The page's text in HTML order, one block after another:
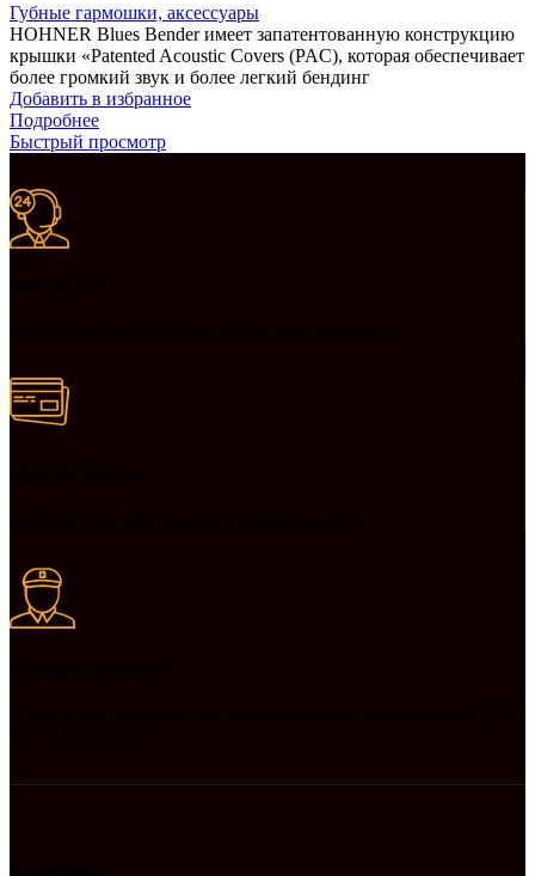
Губные гармошки, аксессуары
HOHNER Blues Bender имеет запатентованную конструкцию
крышки «Patented Acoustic Covers (PAC), которая обеспечивает
более громкий звук и более легкий бендинг
Добавить в избранное
Подробнее
Быстрый просмотр